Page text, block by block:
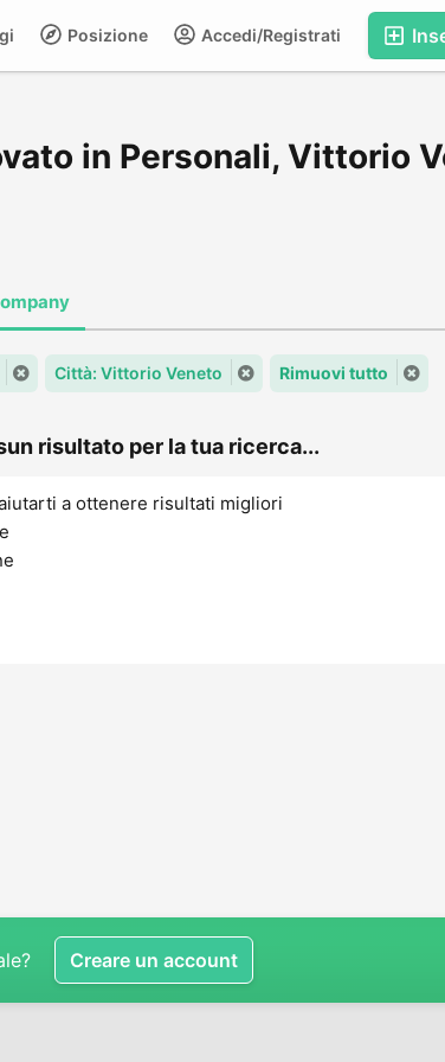
Accedi/Registrati
Posizione
in Personali, Vittorio
Città: Vittorio Veneto Rimuovi tutto
risultato per la tua ricerca...
a ottenere risultati migliori
Creare un account